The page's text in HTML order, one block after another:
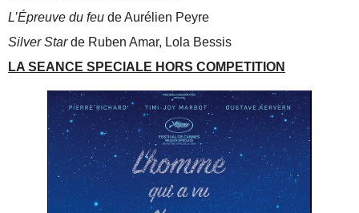
L’Épreuve du feude Aurélien Peyre
Silver Starde Ruben Amar, Lola Bessis
LA SEANCE SPECIALE HORS COMPETITION